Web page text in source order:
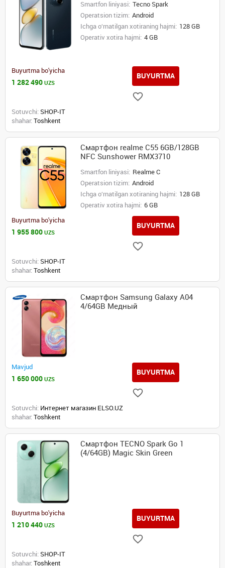
Smartfon liniyasi: Tecno Spark
Operatsion tizim: Android
Ichga o‘rnatilgan xotiraning hajmi: 128 GB
Operativ xotira hajmi: 4 GB
Buyurtma bo'yicha
1 282 490 UZS
BUYURTMA
Sotuvchi: SHOP-IT
shahar: Toshkent
Смартфон realme C55 6GB/128GB
NFC Sunshower RMX3710
Smartfon liniyasi: Realme C
Operatsion tizim: Android
Ichga o‘rnatilgan xotiraning hajmi: 128 GB
Operativ xotira hajmi: 6 GB
Buyurtma bo'yicha
1 955 800 UZS
BUYURTMA
Sotuvchi: SHOP-IT
shahar: Toshkent
Смартфон Samsung Galaxy A04
4/64GB Медный
Mavjud
1 650 000 UZS
BUYURTMA
Sotuvchi: Интернет магазин ELSO.UZ
shahar: Toshkent
Смартфон TECNO Spark Go 1
(4/64GB) Magic Skin Green
Buyurtma bo'yicha
1 210 440 UZS
BUYURTMA
Sotuvchi: SHOP-IT
shahar: Toshkent